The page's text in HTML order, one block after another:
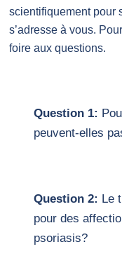
scientifiquement pour
s’adresse à vous.
foire aux questions.
Question 1:
peuvent-elles
Question 2: Le
pour des
psoriasis?